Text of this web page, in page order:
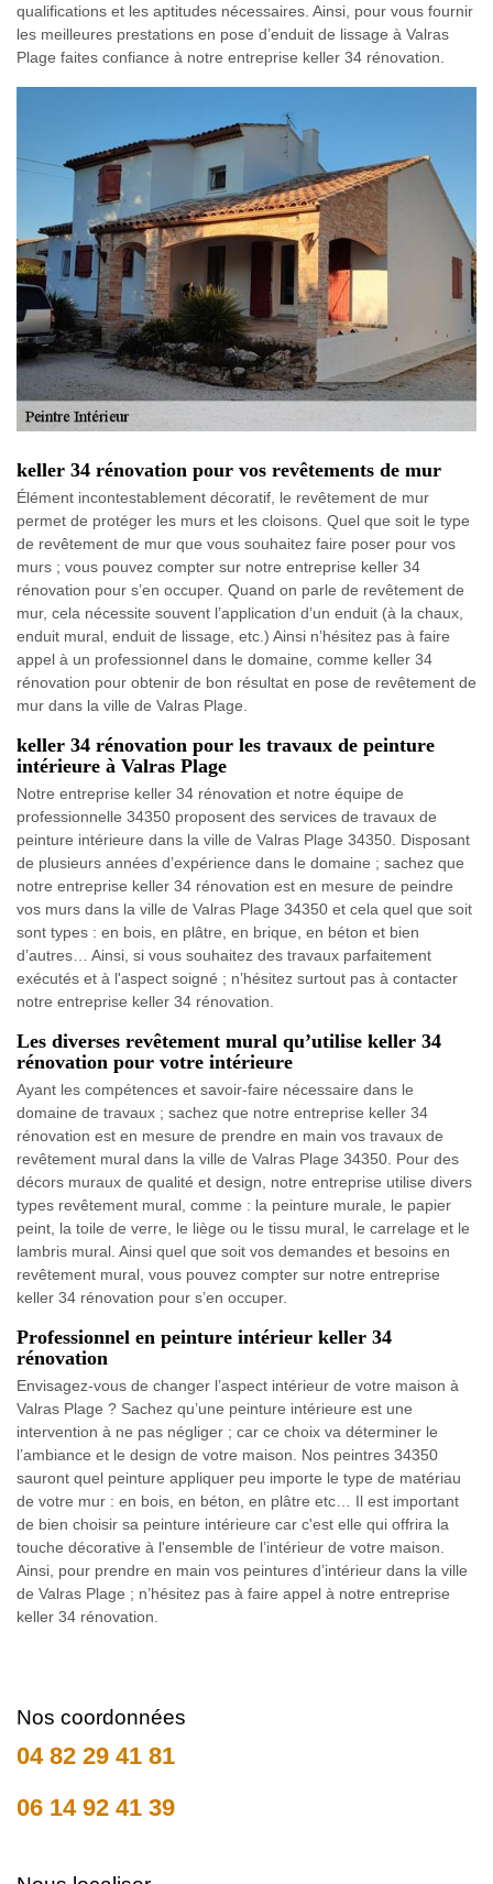
qualifications et les aptitudes nécessaires. Ainsi, pour vous fournir
les meilleures prestations en pose d’enduit de lissage à Valras
Plage faites confiance à notre entreprise keller 34 rénovation.
keller 34 rénovation pour vos revêtements de mur
Élément incontestablement décoratif, le revêtement de mur
permet de protéger les murs et les cloisons. Quel que soit le type
de revêtement de mur que vous souhaitez faire poser pour vos
murs ; vous pouvez compter sur notre entreprise keller 34
rénovation pour s’en occuper. Quand on parle de revêtement de
mur, cela nécessite souvent l’application d’un enduit (à la chaux,
enduit mural, enduit de lissage, etc.) Ainsi n’hésitez pas à faire
appel à un professionnel dans le domaine, comme keller 34
rénovation pour obtenir de bon résultat en pose de revêtement de
mur dans la ville de Valras Plage.
keller 34 rénovation pour les travaux de peinture
intérieure à Valras Plage
Notre entreprise keller 34 rénovation et notre équipe de
professionnelle 34350 proposent des services de travaux de
peinture intérieure dans la ville de Valras Plage 34350. Disposant
de plusieurs années d’expérience dans le domaine ; sachez que
notre entreprise keller 34 rénovation est en mesure de peindre
vos murs dans la ville de Valras Plage 34350 et cela quel que soit
sont types : en bois, en plâtre, en brique, en béton et bien
d’autres… Ainsi, si vous souhaitez des travaux parfaitement
exécutés et à l'aspect soigné ; n’hésitez surtout pas à contacter
notre entreprise keller 34 rénovation.
Les diverses revêtement mural qu’utilise keller 34
rénovation pour votre intérieure
Ayant les compétences et savoir-faire nécessaire dans le
domaine de travaux ; sachez que notre entreprise keller 34
rénovation est en mesure de prendre en main vos travaux de
revêtement mural dans la ville de Valras Plage 34350. Pour des
décors muraux de qualité et design, notre entreprise utilise divers
types revêtement mural, comme : la peinture murale, le papier
peint, la toile de verre, le liège ou le tissu mural, le carrelage et le
lambris mural. Ainsi quel que soit vos demandes et besoins en
revêtement mural, vous pouvez compter sur notre entreprise
keller 34 rénovation pour s’en occuper.
Professionnel en peinture intérieur keller 34
rénovation
Envisagez-vous de changer l’aspect intérieur de votre maison à
Valras Plage ? Sachez qu’une peinture intérieure est une
intervention à ne pas négliger ; car ce choix va déterminer le
l’ambiance et le design de votre maison. Nos peintres 34350
sauront quel peinture appliquer peu importe le type de matériau
de votre mur : en bois, en béton, en plâtre etc… Il est important
de bien choisir sa peinture intérieure car c'est elle qui offrira la
touche décorative à l'ensemble de l’intérieur de votre maison.
Ainsi, pour prendre en main vos peintures d’intérieur dans la ville
de Valras Plage ; n’hésitez pas à faire appel à notre entreprise
keller 34 rénovation.
Nos coordonnées
04 82 29 41 81
06 14 92 41 39